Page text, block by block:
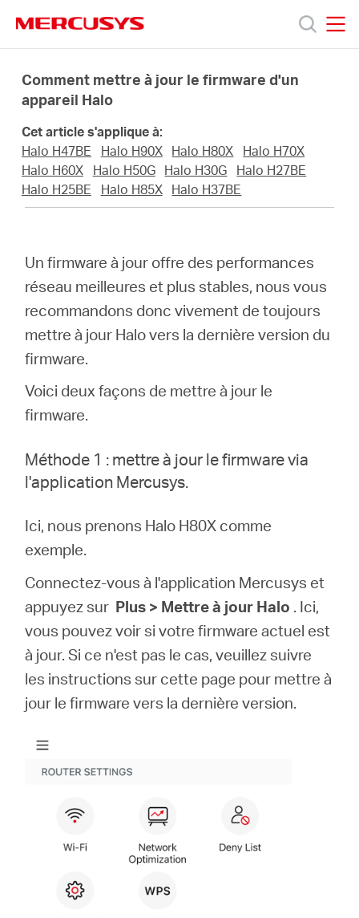
navigation
Produits
Mercusys
acheter
Français
Comment mettre à jour le firmware d'un
appareil Halo
Cet article s'applique à:
Halo H47BE
Halo H90X Halo H80X
Halo H70X
Halo H60X
Halo H50G Halo H30G
Halo H27BE
Halo H25BE
Halo H85X Halo H37BE
Un firmware à jour offre des performances
réseau meilleures et plus stables, nous vous
recommandons donc vivement de toujours
mettre à jour Halo vers la dernière version du
firmware.
Voici deux façons de mettre à jour le
firmware.
Méthode 1 : mettre à jour le firmware via
l'application Mercusys.
Ici, nous prenons Halo H80X comme
exemple.
Connectez-vous à l'application Mercusys et
appuyez sur Plus > Mettre à jour Halo . Ici,
vous pouvez voir si votre firmware actuel est
à jour. Si ce n'est pas le cas, veuillez suivre
les instructions sur cette page pour mettre à
jour le firmware vers la dernière version.